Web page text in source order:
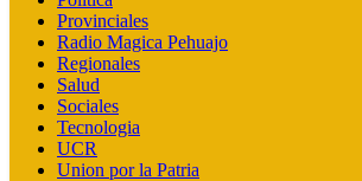
Provinciales
Radio Magica Pehuajo
Regionales
Salud
Sociales
Tecnologia
UCR
Union por la Patria